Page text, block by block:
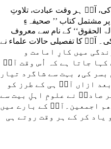
کی، آپؑ ہر وقت عبادت، تلاوتِ
مشتمل کتاب ’’ صحیفہءِ
الحقوق‘‘ کے نام سے معروف
آپؑ کا تفصیلی حالات علماء نے
ہیں۔ واقعہءِ کربلا کے بعد آپؑ نے تقریباً ۳۴ سالہ زندگی میں کارِ امامت و
کہا جاتا ہے کہ اُس وقت آپؑ
کی، بہت سے شاگرد تیار
ازاں آپؑ ہی کے طرز کو
صادقؑ نے علومِ اہلِ بیت سے
اجمعین۔آپؑ کے بارے میں
یاد کر کے ہر وقت روتے ہی